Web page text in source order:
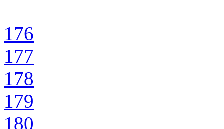
176
177
178
179
180